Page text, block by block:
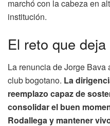
marchó con la cabeza en
institución.
El reto que
La renuncia de Jorge Bava
club bogotano. La
reemplazo capaz de
consolidar el buen
Rodallega y mantener